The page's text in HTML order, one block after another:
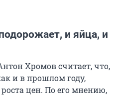
и яйца, и
Хромов считает, что,
и в прошлом году,
цен. По его мнению,